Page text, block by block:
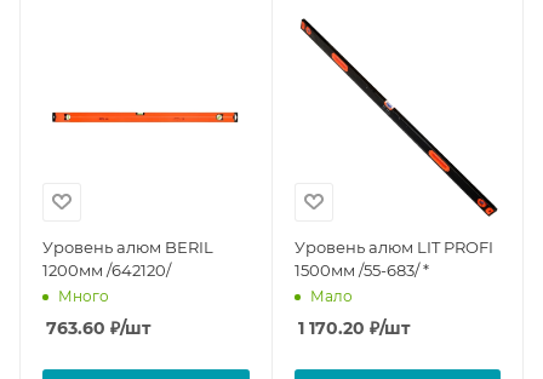
Уровень алюм BERIL
1200мм /642120/
Много
763.60 ₽/шт
Уровень алюм LIT PROFI
1500мм /55-683/ *
Мало
1 170.20 ₽/шт